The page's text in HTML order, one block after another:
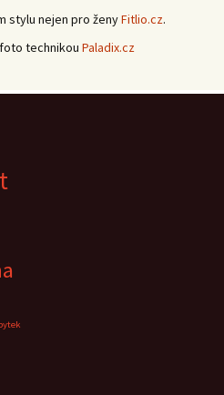
stylu nejen pro ženyFitlio.cz.
technikou Paladix.cz